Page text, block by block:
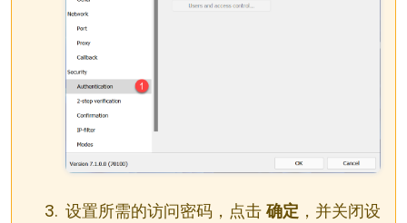
设置所需的访问密码，点击确定 ，并关闭设